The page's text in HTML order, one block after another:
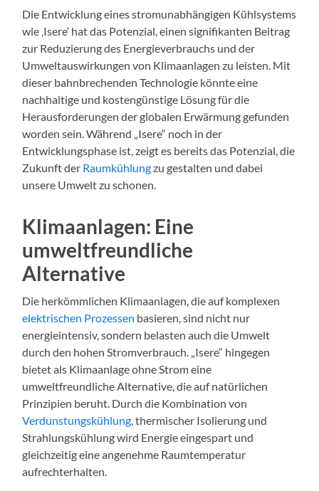
Die Entwicklung eines stromunabhängigen Kühlsystems
wie ‚Isere‘ hat das Potenzial, einen signifikanten Beitrag
zur Reduzierung des Energieverbrauchs und der
Umweltauswirkungen von Klimaanlagen zu leisten. Mit
dieser bahnbrechenden Technologie könnte eine
nachhaltige und kostengünstige Lösung für die
Herausforderungen der globalen Erwärmung gefunden
worden sein. Während „Isere“ noch in der
Entwicklungsphase ist, zeigt es bereits das Potenzial, die
Zukunft der Raumkühlungzu gestalten und dabei
unsere Umwelt zu schonen.
Klimaanlagen: Eine
umweltfreundliche
Alternative
Die herkömmlichen Klimaanlagen, die auf komplexen
elektrischen Prozessen basieren, sind nicht nur
energieintensiv, sondern belasten auch die Umwelt
durch den hohen Stromverbrauch. „Isere“ hingegen
bietet als Klimaanlage ohne Strom eine
umweltfreundliche Alternative, die auf natürlichen
Prinzipien beruht. Durch die Kombination von
Verdunstungskühlung, thermischer Isolierung und
Strahlungskühlung wird Energie eingespart und
gleichzeitig eine angenehme Raumtemperatur
aufrechterhalten.